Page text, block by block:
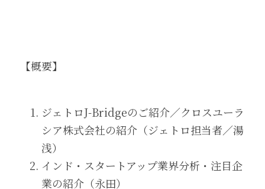
【概要】
ジェトロJ-Bridgeのご紹介／クロスユーラ
シア株式会社の紹介（ジェトロ担当者／湯
浅）
インド・スタートアップ業界分析・注目企
業の紹介（永田）